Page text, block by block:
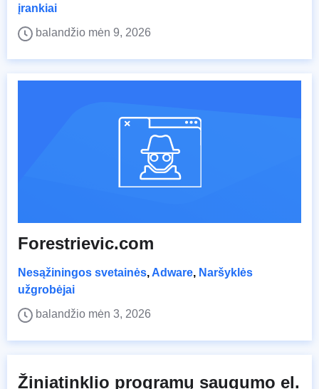
įrankiai
balandžio mėn 9, 2026
Forestrievic.com
Nesąžiningos svetainės,Adware, Naršyklės
užgrobėjai
balandžio mėn 3, 2026
Žiniatinklio programų saugumo el.